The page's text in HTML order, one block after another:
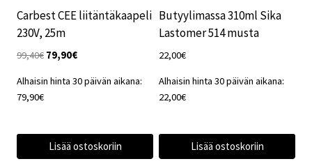
Carbest CEE liitäntäkaapeli
230V, 25m
99,40€ Alkuperäinen
oli:
79,90€Nykyinen
on:
Alhaisin hinta 30 päivän aikana:
79,90€
Lisää ostoskoriin
Butyylimassa 310ml Sika
Lastomer 514 musta
22,00€
Alhaisin hinta 30 päivän aikana:
22,00€
Lisää ostoskoriin